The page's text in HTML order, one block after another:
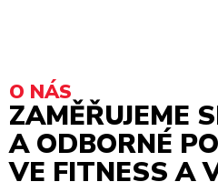
O NÁS
ZAMĚŘUJEME
A ODBORNÉ
VE FITNESS A